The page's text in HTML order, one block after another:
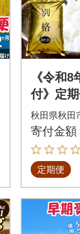
《令和
付》定
きたこ
秋田県秋田
寄付金額
定期便